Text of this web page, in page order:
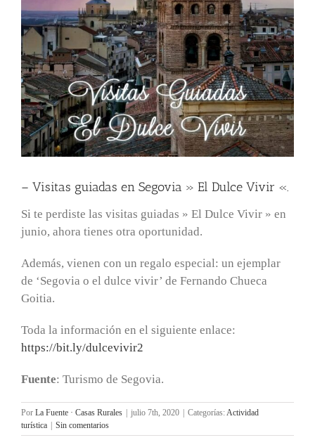
– Visitas guiadas en Segovia » El Dulce Vivir «.
Si te perdiste las visitas guiadas » El Dulce Vivir » en
junio, ahora tienes otra oportunidad.
Además, vienen con un regalo especial: un ejemplar
de ‘Segovia o el dulce vivir’ de Fernando Chueca
Goitia.
Toda la información en el siguiente enlace:
https://bit.ly/dulcevivir2
Fuente: Turismo de Segovia.
Por La Fuente · Casas Rurales julio 7th, 2020 Categorías:Actividad
turística
Sin comentarios